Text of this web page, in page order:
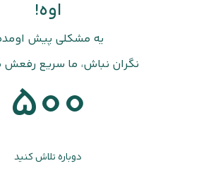
اوه!
یه مشکلی پیش
نگران نباش، ما سریع
500
دوباره تلاش کنید